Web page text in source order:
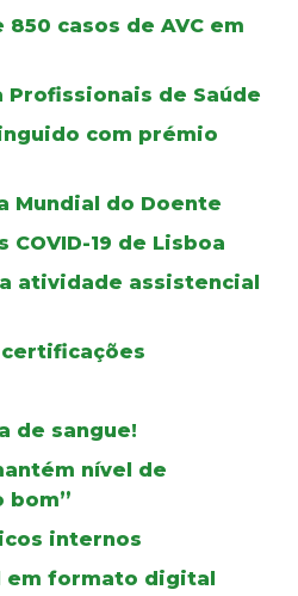
casos de AVC em
Profissionais de Saúde
com prémio
Mundial do Doente
19 de Lisboa
atividade assistencial
certificações
de sangue!
nível de
bom”
internos
em formato digital